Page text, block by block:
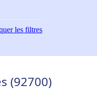
les filtres
(92700)